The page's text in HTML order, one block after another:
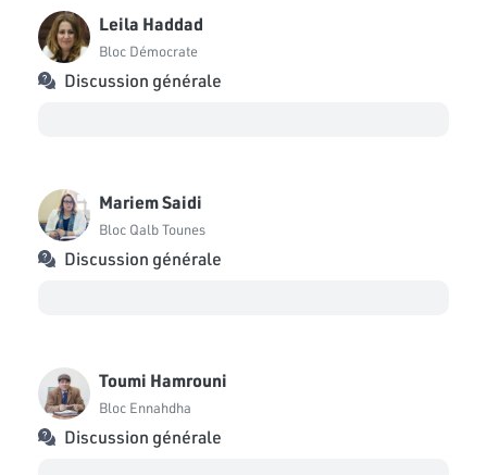
Leila Haddad
Bloc Démocrate
Discussion générale
Mariem Saidi
Bloc Qalb Tounes
Discussion générale
Toumi Hamrouni
Bloc Ennahdha
Discussion générale